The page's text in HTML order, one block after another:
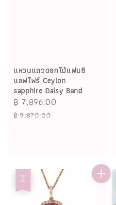
แหวนแถวดอกไม้แฟนซี
แซฟไฟร์ Ceylon
sapphire Daisy Band
Sale
price
฿ 7,896.00
฿ 9,870.00
ลด